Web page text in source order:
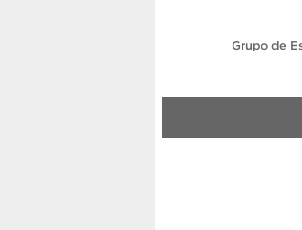
Grupo de